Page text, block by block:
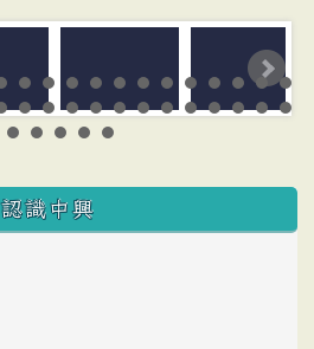
認識中興